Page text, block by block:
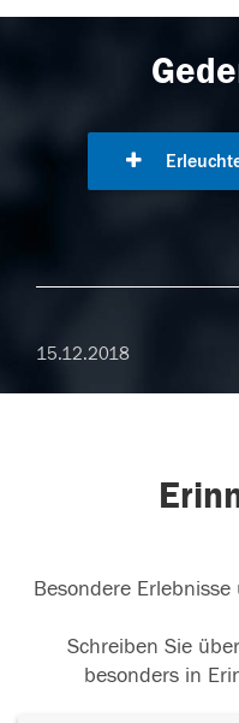
15.12.2018
Besondere
Schreiben Sie
besonders in